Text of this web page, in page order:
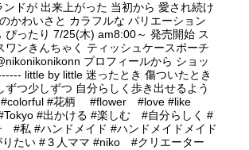
ンドが 出来上がった 当初から 愛され続け
かわいさと カラフルな バリエーション
ぴったり 7/25(木) am8:00～ 発売開始 ス
ワンきんちゃく ティッシュケースポーチ
プロフィールから ショッ
little by little 迷ったとき 傷ついたとき
ずつ少しずつ 自分らしく歩き出せるよう
#花柄 #flower #love #like
#出かける #楽しむ #自分らしく #
#私 #ハンドメイド #ハンドメイドメイド
りたい #３人ママ #niko #クリエーター